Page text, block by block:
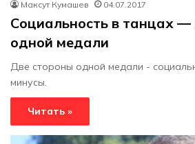
Максут Кумашев 04.07.2017
Социальность в танцах —
одной медали
Две стороны одной медали -
минусы.
Читать »